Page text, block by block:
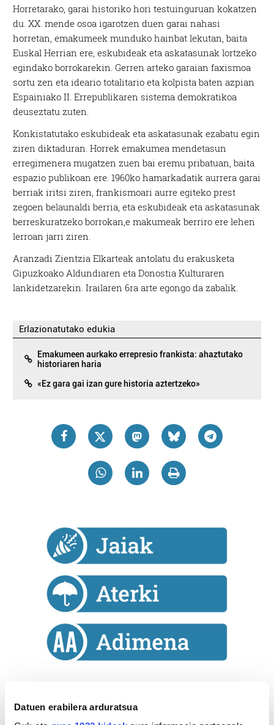
Datuen erabilera arduratsua
Horretarako, garai historiko hori testuinguruan kokatzen
du. XX. mende osoa igarotzen duen garai nahasi
horretan, emakumeek munduko hainbat lekutan, baita
Euskal Herrian ere, eskubideak eta askatasunak lortzeko
egindako borrokarekin. Gerren arteko garaian faxismoa
sortu zen eta ideario totalitario eta kolpista baten azpian
Espainiako II. Errepublikaren sistema demokratikoa
deuseztatu zuten.
Konkistatutako eskubideak eta askatasunak ezabatu egin
ziren diktaduran. Horrek emakumea mendetasun
erregimenera mugatzen zuen bai eremu pribatuan, baita
espazio publikoan ere. 1960ko hamarkadatik aurrera garai
berriak iritsi ziren, frankismoari aurre egiteko prest
zegoen belaunaldi berria, eta eskubideak eta askatasunak
berreskuratzeko borrokan,e makumeak berriro ere lehen
lerroan jarri ziren.
Aranzadi Zientzia Elkarteak antolatu du erakusketa
Gipuzkoako Aldundiaren eta Donostia Kulturaren
lankidetzarekin. Irailaren 6ra arte egongo da zabalik.
Erlazionatutako edukia
Emakumeen aurkako errepresio frankista: ahaztutako
historiaren haria
«Ez gara gai izan gure historia aztertzeko»
Naturak bere